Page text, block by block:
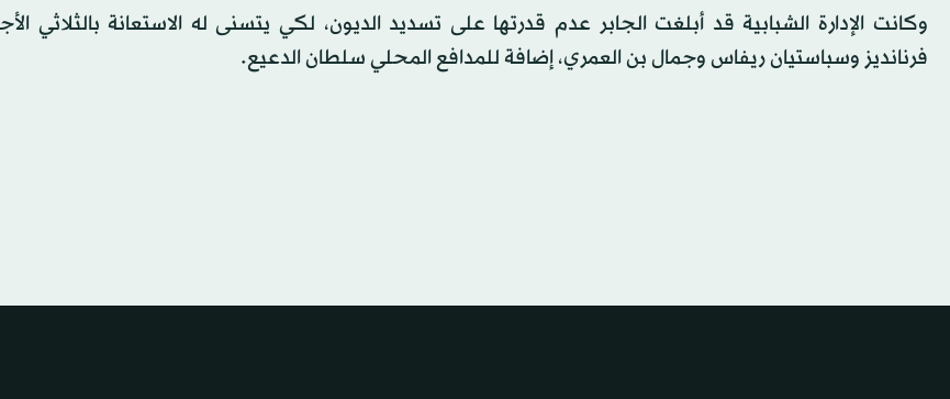
وكانت الإدارة الشبابية قد أبلغت الجابر عدم قدرتها على تسديد الديون، لكي يتسنى له الاستعانة بالثلاثي
فرنانديز وسباستيان ريفاس وجمال بن العمري، إضافة للمدافع المحلي سلطان الدعيع.